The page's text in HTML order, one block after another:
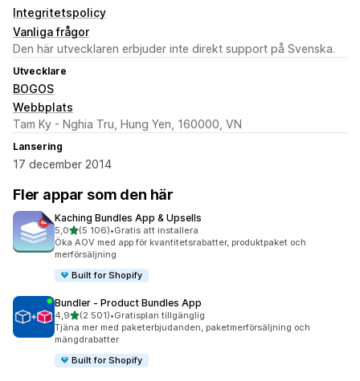
Integritetspolicy
Vanliga frågor
Den här utvecklaren erbjuder inte direkt support på Svenska.
Utvecklare
BOGOS
Webbplats
Tam Ky - Nghia Tru, Hung Yen, 160000, VN
Lansering
17 december 2014
Fler appar som den här
Kaching Bundles App & Upsells
5,0av 5 stjärnor
(5 106)
5106 recensioner totalt
•Gratis att installera
Öka AOV med app för kvantitetsrabatter, produktpaket och
merförsäljning
Built for Shopify
Bundler ‑ Product Bundles App
4,9av 5 stjärnor
(2 501)
2501 recensioner totalt
•Gratisplan tillgänglig
Tjäna mer med paketerbjudanden, paketmerförsäljning och
mängdrabatter
Built for Shopify